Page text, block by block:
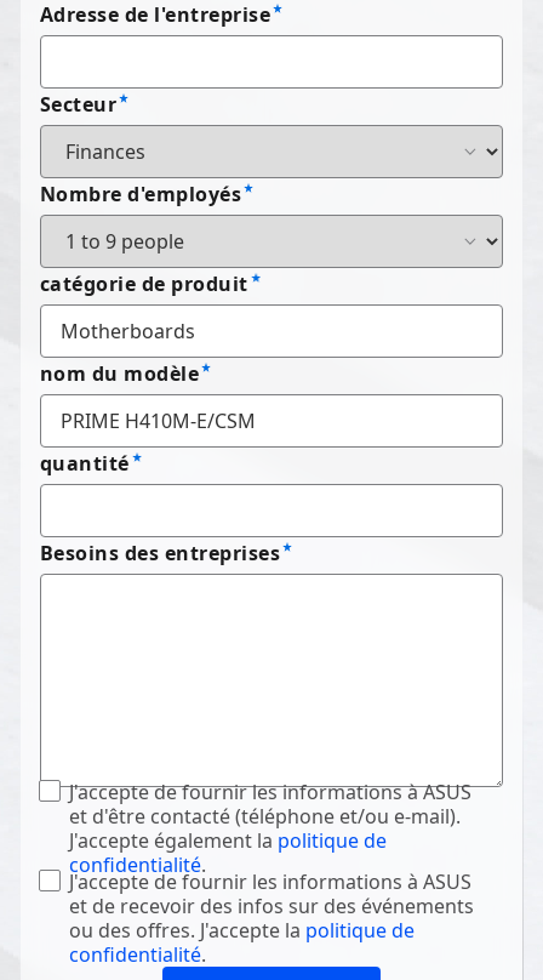
Adresse de l'entreprise
Secteur
Nombre d'employés
catégorie de produit
nom du modèle
quantité
Besoins des entreprises
J'accepte de fournir les informations à ASUS
et d'être contacté (téléphone et/ou e-mail).
J'accepte également la politique de
confidentialité.
J'accepte de fournir les informations à ASUS
et de recevoir des infos sur des événements
ou des offres. J'accepte la politique de
confidentialité.